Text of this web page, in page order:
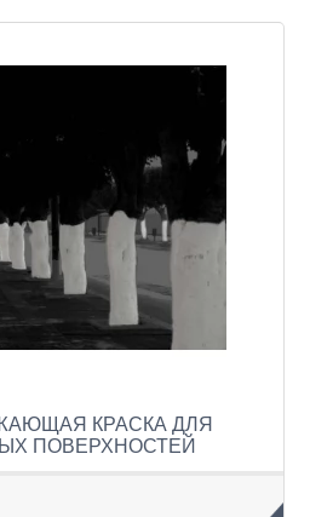
КРАСКА ДЛЯ
ПОВЕРХНОСТЕЙ